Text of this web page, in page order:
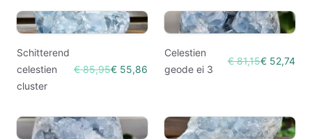
Schitterend
celestien
cluster
€ 85,95€ 55,86
Celestien
geode ei 3
€ 81,15€ 52,74